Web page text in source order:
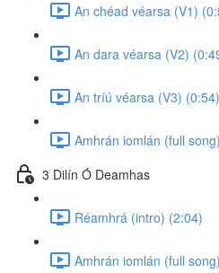
An chéad véarsa (V1)
An dara véarsa (V2)
An tríú véarsa (V3) (0:54)
Amhrán iomlán (full
3 Dilín Ó Deamhas
Réamhrá (intro) (2:04)
Amhrán iomlán (full